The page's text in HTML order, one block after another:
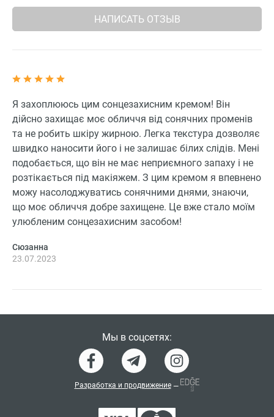
НАПИСАТЬ ОТЗЫВ
Я захоплююсь цим сонцезахисним кремом! Він
дійсно захищає моє обличчя від сонячних променів
та не робить шкіру жирною. Легка текстура дозволяє
швидко наносити його і не залишає білих слідів. Мені
подобається, що він не має неприємного запаху і не
розтікається під макіяжем. З цим кремом я впевнено
можу насолоджуватись сонячними днями, знаючи,
що моє обличчя добре захищене. Це вже стало моїм
улюбленим сонцезахисним засобом!
Сюзанна
23.07.2023
Мы в соцсетях:
Разработка и продвижение —